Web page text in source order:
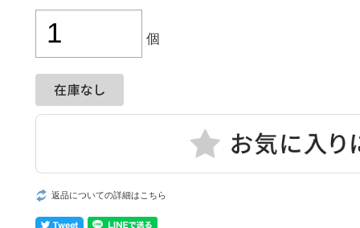
個
返品についての詳細はこちら